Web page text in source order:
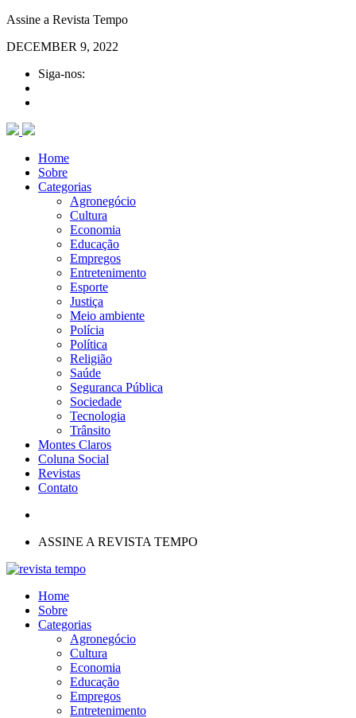
Assine a Revista Tempo
DECEMBER 9, 2022
Siga-nos:
Home
Sobre
Categorias
Agronegócio
Cultura
Economia
Educação
Empregos
Entretenimento
Esporte
Justiça
Meio ambiente
Polícia
Política
Religião
Saúde
Seguranca Pública
Sociedade
Tecnologia
Trânsito
Montes Claros
Coluna Social
Revistas
Contato
ASSINE A REVISTA TEMPO
Home
Sobre
Categorias
Agronegócio
Cultura
Economia
Educação
Empregos
Entretenimento